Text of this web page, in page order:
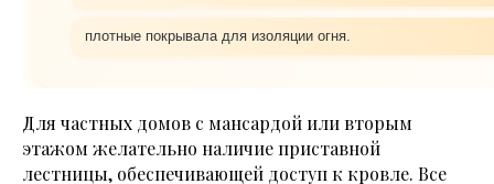
плотные покрывала для изоляции огня.
Для частных домов с мансардой или вторым
этажом желательно наличие приставной
лестницы, обеспечивающей доступ к кровле. Все